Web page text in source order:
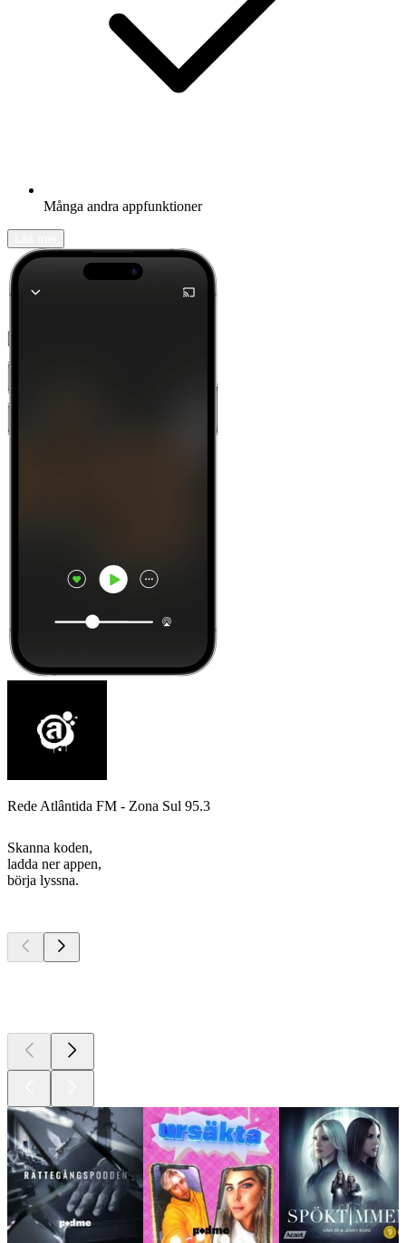
Många andra appfunktioner
Rede Atlântida FM - Zona Sul 95.3
Skanna koden,
ladda ner appen,
börja lyssna.